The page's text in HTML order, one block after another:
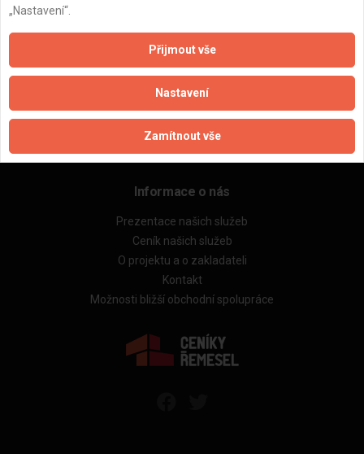
Kalkulačka rekonstrukce bytu
Kalkulačka rekonstrukce domu
Kalkulačka stavby domu
Rekonstrukce bytů
Stavby a rekonstrukce domů
Technická videokonzultace
Informace o nás
Prezentace našich služeb
Ceník našich služeb
O projektu a o zakladateli
Kontakt
Možnosti bližší obchodní spolupráce
„Nastavení“.
Přijmout vše
Nastavení
Zamítnout vše